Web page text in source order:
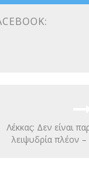
Λέκκας: Δεν είναι
λειψυδρία πλέον –